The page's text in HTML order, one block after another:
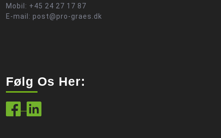
Mobil: +45 24 27 17 87
E-mail: post@pro-graes.dk
Følg Os Her: